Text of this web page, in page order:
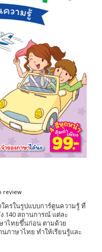
review
ครในรูปแบบการ์ตูนความรู้ ที่
140 สถานการณ์ แต่ละ
าไทยขึ้นก่อน ตามด้วย
ภาษาไทย ทำให้เรียนรู้และ